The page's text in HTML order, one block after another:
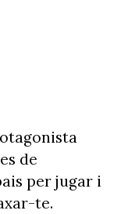
de
per jugar i
te.